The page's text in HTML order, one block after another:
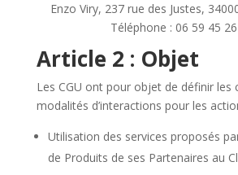
Enzo Viry, 237 rue des Justes,
Téléphone : 06 59 45
Article 2 : Objet
Les CGU ont pour objet de définir les
modalités d’interactions pour les
Utilisation des services proposés
de Produits de ses Partenaires au